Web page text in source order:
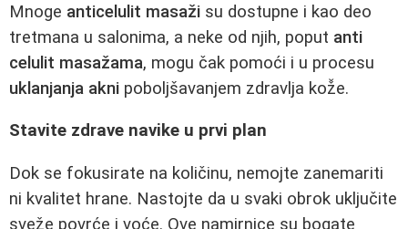
Mnoge anticelulit masaži su dostupne i kao deo
tretmana u salonima, a neke od njih, poput anti
celulit masažama, mogu čak pomoći i u procesu
uklanjanja akni poboljšavanjem zdravlja kož̌e.
Stavite zdrave navike u prvi plan
Dok se fokusirate na količinu, nemojte zanemariti
ni kvalitet hrane. Nastojte da u svaki obrok uključite
sveže povrće i voće. Ove namirnice su bogate